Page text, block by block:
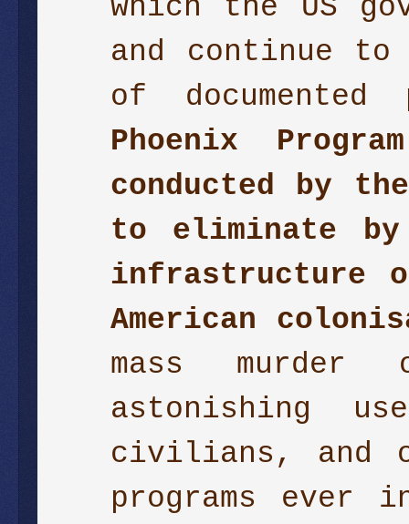
which the US
and continue
of
Phoenix
conducted by
to eliminate
infrastructure
American
mass murder
astonishing
civilians, and
programs